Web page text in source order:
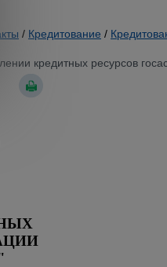
/ Кредитование /
кредитных ресурсов